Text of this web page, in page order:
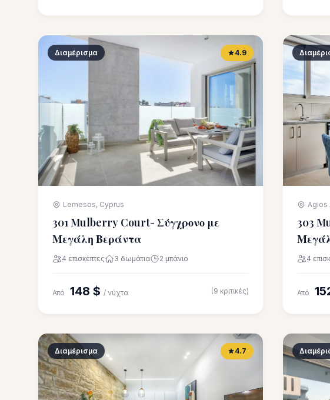
Διαμέρισμα 4.9
Lemesos, Cyprus
301 Mulberry Court- Σύγχρονο με
Μεγάλη Βεράντα
4 επισκέπτες 3 δωμάτια 2 μπάνιο
Από 148 $ / νύχτα (9 κριτικές)
Agios
303
4
Από
Διαμέρισμα 4.7